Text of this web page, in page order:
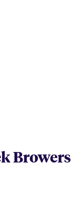
Browers